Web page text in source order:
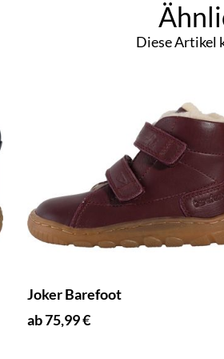
Diese Artikel
Joker Barefoot
ab 75,99 €